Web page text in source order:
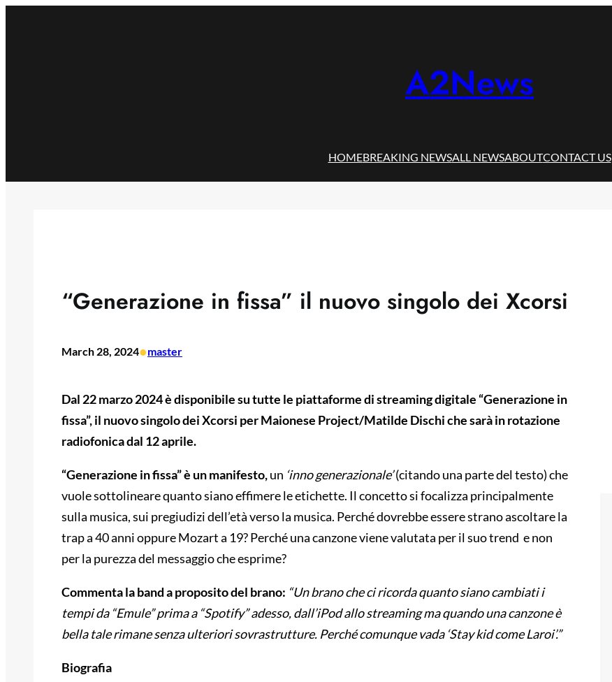
A2News
HOMEBREAKING NEWSALL NEWSABOUTCONTACT US
“Generazione in fissa” il nuovo singolo dei Xcorsi
March 28, 2024•master
Dal 22 marzo 2024 è disponibile su tutte le piattaforme di streaming digitale “Generazione in
fissa”, il nuovo singolo dei Xcorsi per Maionese Project/Matilde Dischi che sarà in rotazione
radiofonica dal 12 aprile.
“Generazione in fissa” è un manifesto,un ‘inno generazionale’(citando una parte del testo) che
vuole sottolineare quanto siano effimere le etichette. Il concetto si focalizza principalmente
sulla musica, sui pregiudizi dell’età verso la musica. Perché dovrebbe essere strano ascoltare la
trap a 40 anni oppure Mozart a 19? Perché una canzone viene valutata per il suo trend e non
per la purezza del messaggio che esprime?
Commenta la band a proposito del brano: “Un brano che ci ricorda quanto siano cambiati i
tempi da “Emule” prima a “Spotify” adesso, dall’iPod allo streaming ma quando una canzone è
bella tale rimane senza ulteriori sovrastrutture. Perché comunque vada ‘Stay kid come Laroi’.”
Biografia